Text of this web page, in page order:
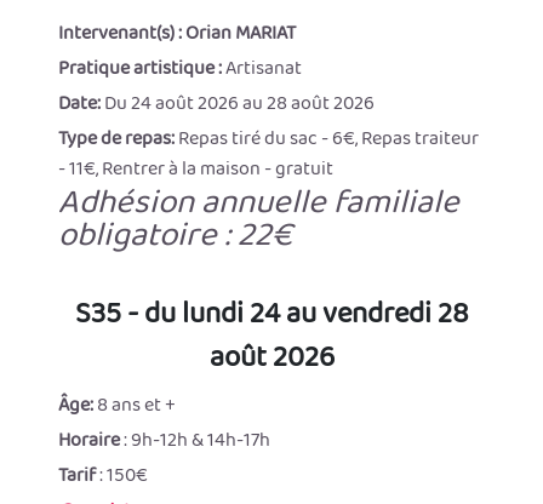
Intervenant(s) :Orian MARIAT
Pratique artistique :Artisanat
Date:Du 24 août 2026 au 28 août 2026
Type de repas:Repas tiré du sac - 6€, Repas traiteur
- 11€, Rentrer à la maison - gratuit
Adhésion annuelle familiale
obligatoire : 22€
S35 - du lundi 24 au vendredi 28
août 2026
Âge:8 ans et +
Horaire: 9h-12h & 14h-17h
Tarif: 150€